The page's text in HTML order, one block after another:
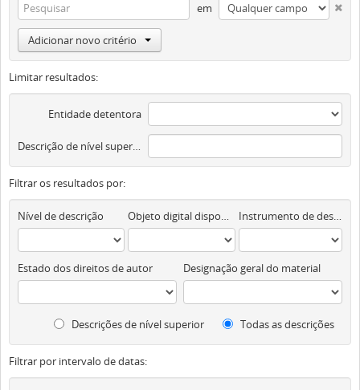
em
Adicionar novo critério
Limitar resultados:
Entidade detentora
Descrição de nível superior
Filtrar os resultados por:
Nível de descrição Objeto digital disponível Instrumento de descrição documental
Estado dos direitos de autor Designação geral do material
Descrições de nível superior Todas as descrições
Filtrar por intervalo de datas: